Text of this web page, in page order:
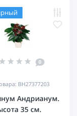
0
BH27377203
Андрианум.
35 см.